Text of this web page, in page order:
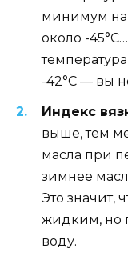
минимум на
около -
-42°C — вы
Индекс
выше, тем
масла при
зимнее
Это значит,
жидким, но
воду.